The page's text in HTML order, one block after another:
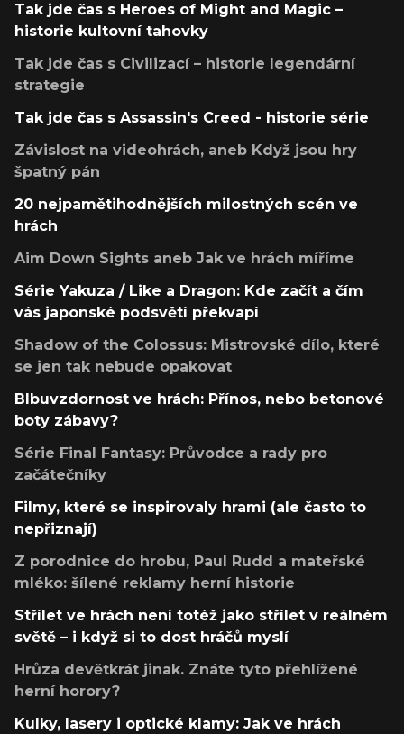
Tak jde čas s Heroes of Might and Magic –
historie kultovní tahovky
Tak jde čas s Civilizací – historie legendární
strategie
Tak jde čas s Assassin's Creed - historie série
Závislost na videohrách, aneb Když jsou hry
špatný pán
20 nejpamětihodnějších milostných scén ve
hrách
Aim Down Sights aneb Jak ve hrách míříme
Série Yakuza / Like a Dragon: Kde začít a čím
vás japonské podsvětí překvapí
Shadow of the Colossus: Mistrovské dílo, které
se jen tak nebude opakovat
Blbuvzdornost ve hrách: Přínos, nebo betonové
boty zábavy?
Série Final Fantasy: Průvodce a rady pro
začátečníky
Filmy, které se inspirovaly hrami (ale často to
nepřiznají)
Z porodnice do hrobu, Paul Rudd a mateřské
mléko: šílené reklamy herní historie
Střílet ve hrách není totéž jako střílet v reálném
světě – i když si to dost hráčů myslí
Hrůza devětkrát jinak. Znáte tyto přehlížené
herní horory?
Kulky, lasery i optické klamy: Jak ve hrách